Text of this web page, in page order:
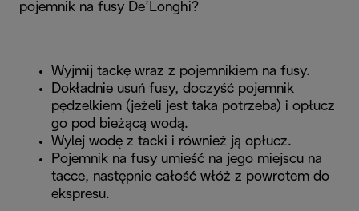
pojemnik na fusy De’Longhi?
Wyjmij tackę wraz z pojemnikiem na fusy.
Dokładnie usuń fusy, doczyść pojemnik
pędzelkiem (jeżeli jest taka potrzeba) i opłucz
go pod bieżącą wodą.
Wylej wodę z tacki i również ją opłucz.
Pojemnik na fusy umieść na jego miejscu na
tacce, następnie całość włóż z powrotem do
ekspresu.